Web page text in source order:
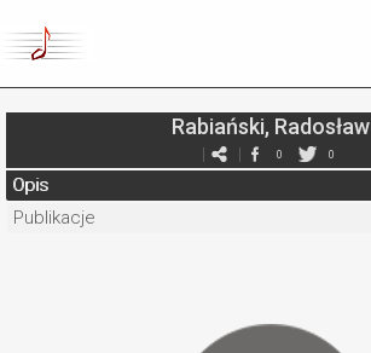
Rabiański, Radosław
0 0
Opis
Publikacje